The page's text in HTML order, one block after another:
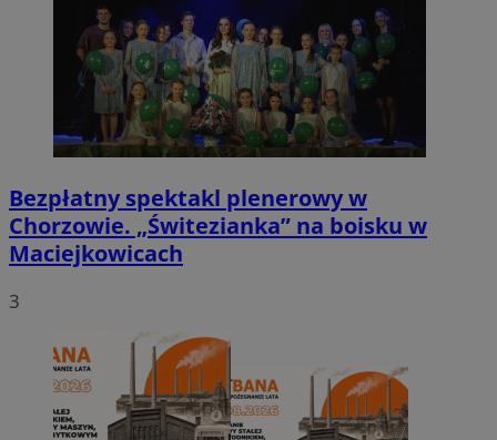
Bezpłatny spektakl plenerowy w
Chorzowie. „Świtezianka” na boisku w
Maciejkowicach
3